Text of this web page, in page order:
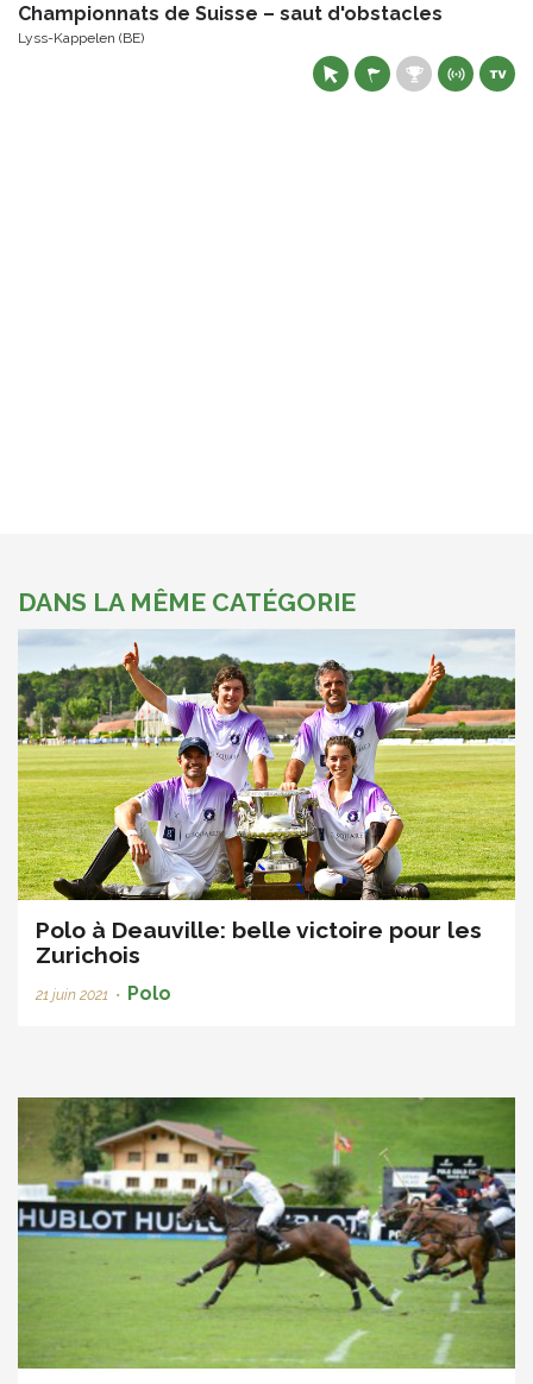
Championnats de Suisse – saut d'obstacles
Lyss-Kappelen (BE)
DANS LA MÊME CATÉGORIE
Polo à Deauville: belle victoire pour les
Zurichois
21 juin 2021 • Polo